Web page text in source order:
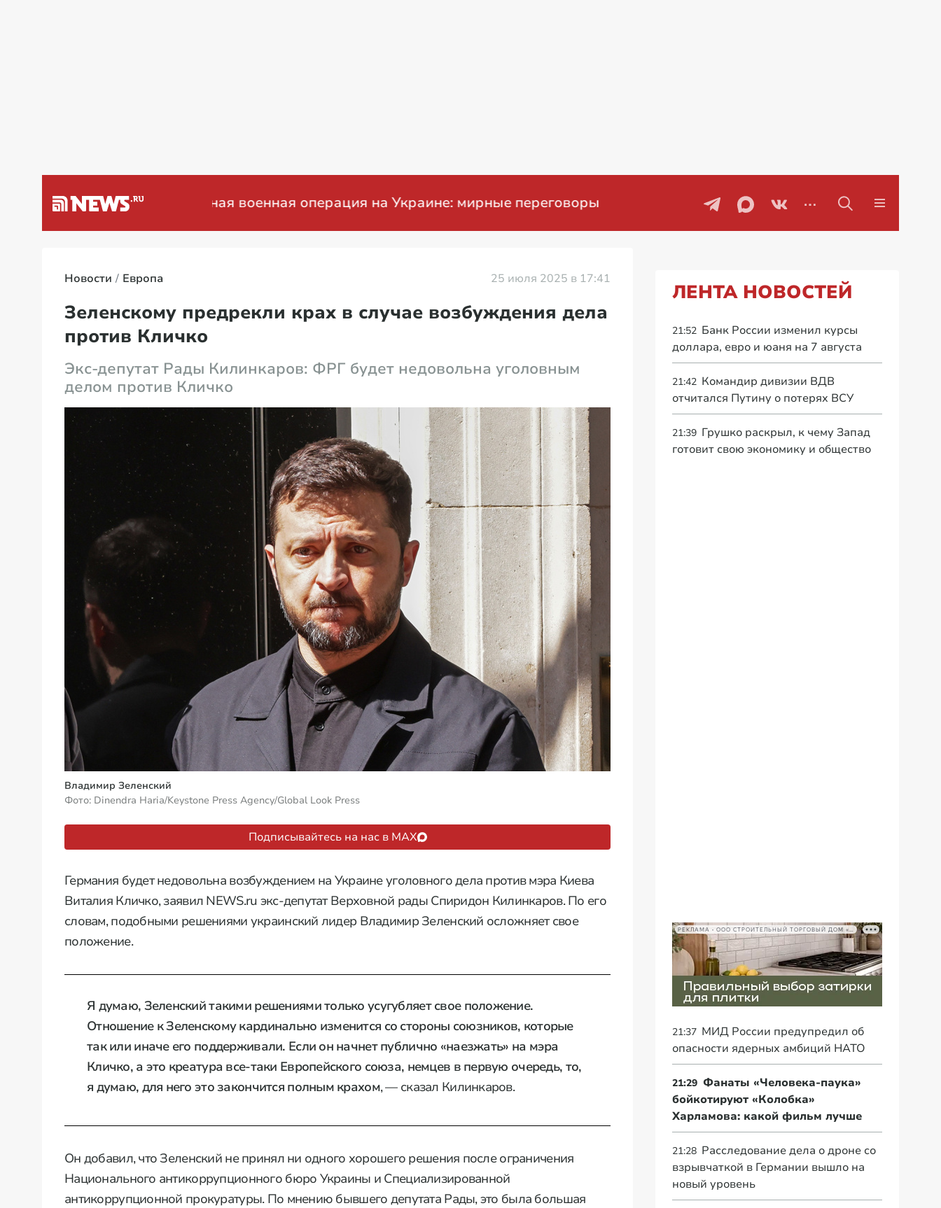
Специальная военная операция на Украине: мирные переговоры Проблемы с бензином в
Новости Европа 25 июля 2025 в 17:41
Зеленскому предрекли крах в случае возбуждения дела
против Кличко
Экс-депутат Рады Килинкаров: ФРГ будет недовольна уголовным
делом против Кличко
Владимир Зеленский
Фото: Dinendra Haria/Keystone Press Agency/Global Look Press
Подписывайтесь на нас в MAX
Германия будет недовольна возбуждением на Украине уголовного дела против мэра Киева
Виталия Кличко, заявил NEWS.ru экс-депутат Верховной рады Спиридон Килинкаров. По его
словам, подобными решениями украинский лидер Владимир Зеленский осложняет свое
положение.
Я думаю, Зеленский такими решениями только усугубляет свое положение.
Отношение к Зеленскому кардинально изменится со стороны союзников, которые
так или иначе его поддерживали. Если он начнет публично «наезжать» на мэра
Кличко, а это креатура все-таки Европейского союза, немцев в первую очередь, то,
я думаю, для него это закончится полным крахом, — сказал Килинкаров.
Он добавил, что Зеленский не принял ни одного хорошего решения после ограничения
Национального антикоррупционного бюро Украины и Специализированной
антикоррупционной прокуратуры. По мнению бывшего депутата Рады, это была большая
ЛЕНТА НОВОСТЕЙ
21:52 Банк России изменил курсы
доллара, евро и юаня на 7 августа
21:42 Командир дивизии ВДВ
отчитался Путину о потерях ВСУ
21:39 Грушко раскрыл, к чему Запад
готовит свою экономику и общество
21:37 МИД России предупредил об
опасности ядерных амбиций НАТО
21:29 Фанаты «Человека-паука»
бойкотируют «Колобка»
Харламова: какой фильм лучше
21:28 Расследование дела о дроне со
взрывчаткой в Германии вышло на
новый уровень